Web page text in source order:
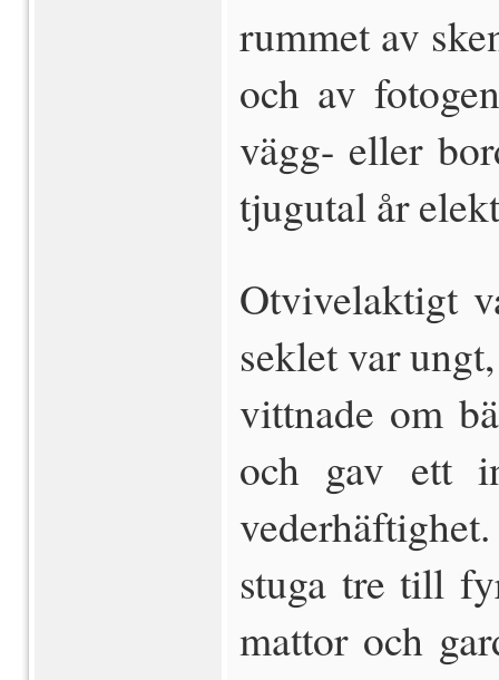
rummet av
och av
vägg- eller
tjugutal år
Otvivelaktigt
seklet var
vittnade om
och gav ett
stuga tre till
mattor och